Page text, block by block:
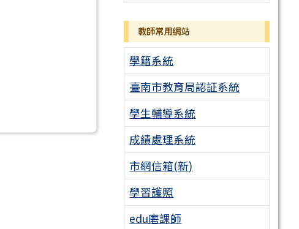
教師常用網站
學籍系統
臺南市教育局認証系統
學生輔導系統
成績處理系統
市網信箱(新)
學習護照
edu磨課師